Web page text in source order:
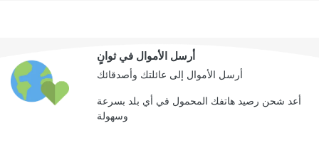
أرسل الأموال في ثوانٍ
أرسل الأموال إلى عائلتك وأصدقائك
أعد شحن رصيد هاتفك المحمول في أي بلد بسرعة
وسهولة